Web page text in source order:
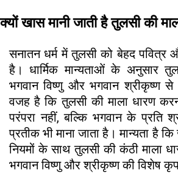
क्यों खास मानी जाती है तुलसी की
सनातन धर्म में तुलसी को बेहद पवित्र
है। धार्मिक मान्यताओं के अनुसार
भगवान विष्णु और भगवान श्रीकृष्ण से
वजह है कि तुलसी की माला धारण
परंपरा नहीं, बल्कि भगवान के प्रति
प्रतीक भी माना जाता है। मान्यता है
नियमों के साथ तुलसी की कंठी माला
भगवान विष्णु और श्रीकृष्ण की विशेष